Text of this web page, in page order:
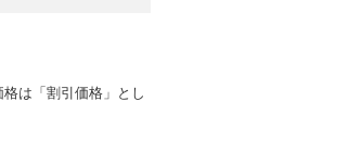
は「割引価格」とし